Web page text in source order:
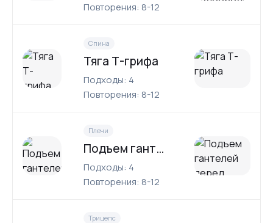
Повторения: 8-12
Спина
Тяга Т-грифа
Подходы: 4
Повторения: 8-12
Плечи
Подъем гантелей перед собой
Подходы: 4
Повторения: 8-12
Трицепс